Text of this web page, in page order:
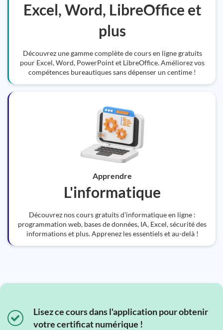
Excel, Word, LibreOffice et
plus
Découvrez une gamme complète de cours en ligne gratuits
pour Excel, Word, PowerPoint et LibreOffice. Améliorez vos
compétences bureautiques sans dépenser un centime !
Apprendre
L'informatique
Découvrez nos cours gratuits d'informatique en ligne :
programmation web, bases de données, IA, Excel, sécurité des
informations et plus. Apprenez les essentiels et au-delà !
Lisez ce cours dans l'application pour obtenir
votre certificat numérique !